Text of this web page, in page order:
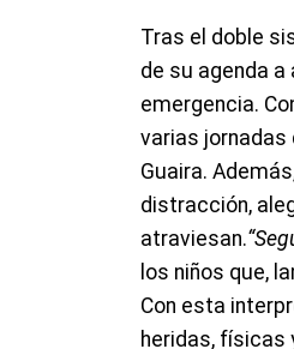
Tras el doble
de su agenda
emergencia.
varias
Guaira.
distracción,
atraviesan.
los niños que,
Con esta
heridas, físicas